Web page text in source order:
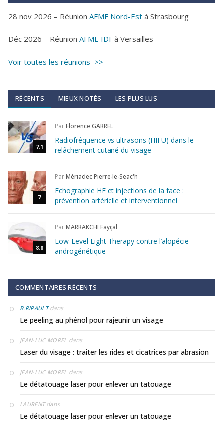
28 nov 2026 – Réunion AFME Nord-Est à Strasbourg
Déc 2026 – Réunion AFME IDF à Versailles
Voir toutes les réunions >>
RÉCENTS MIEUX NOTÉS LES PLUS LUS
7.1
ParFlorence GARREL
Radiofréquence vs ultrasons (HIFU) dans le
relâchement cutané du visage
7
ParMériadec Pierre-le-Seac'h
Echographie HF et injections de la face :
prévention artérielle et interventionnel
8.8
ParMARRAKCHI Fayçal
Low-Level Light Therapy contre l’alopécie
androgénétique
COMMENTAIRES RÉCENTS
B.RIPAULTdans
Le peeling au phénol pour rajeunir un visage
JEAN-LUC MOREL dans
Laser du visage : traiter les rides et cicatrices par abrasion
JEAN-LUC MOREL dans
Le détatouage laser pour enlever un tatouage
LAURENTdans
Le détatouage laser pour enlever un tatouage